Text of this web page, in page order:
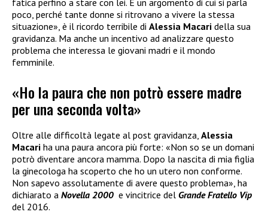
poco, perché tante donne si ritrovano a vivere la stessa
situazione», è il ricordo terribile di Alessia Macari della sua
gravidanza. Ma anche un incentivo ad analizzare questo
problema che interessa le giovani madri e il mondo
femminile.
«Ho la paura che non potrò essere madre
per una seconda volta»
Oltre alle difficoltà legate al post gravidanza, Alessia
Macari ha una paura ancora più forte: «Non so se un domani
potrò diventare ancora mamma. Dopo la nascita di mia figlia
la ginecologa ha scoperto che ho un utero non conforme.
Non sapevo assolutamente di avere questo problema», ha
dichiarato a Novella 2000 e vincitrice del Grande Fratello Vip
del 2016.